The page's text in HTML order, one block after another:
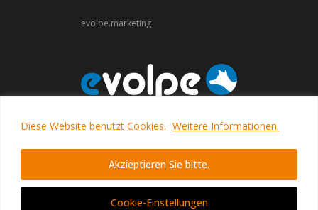
Diese Website benutzt Cookies. Weitere Informationen.
Cookie-Einstellungen
Akzieptieren Sie bitte.
evolpe.marketing
evolpe.software